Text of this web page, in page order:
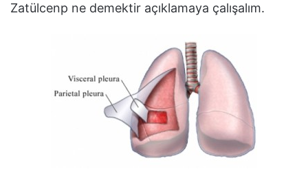
Zatülcenp ne demektir açıklamaya çalışalım.